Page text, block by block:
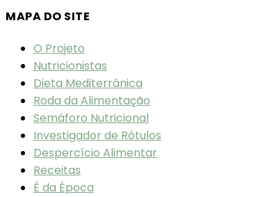
MAPA DO SITE
O Projeto
Nutricionistas
Dieta Mediterrânica
Roda da Alimentação
Semáforo Nutricional
Investigador de Rótulos
Despercício Alimentar
Receitas
É da Época